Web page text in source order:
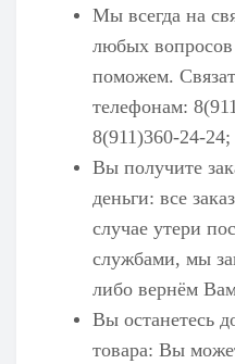
Мы всегда на
любых
поможем.
телефонам:
8(911)360-24-24;
Вы получите
деньги: все
случае утери
службами, мы
либо вернём
Вы останетесь
товара: Вы